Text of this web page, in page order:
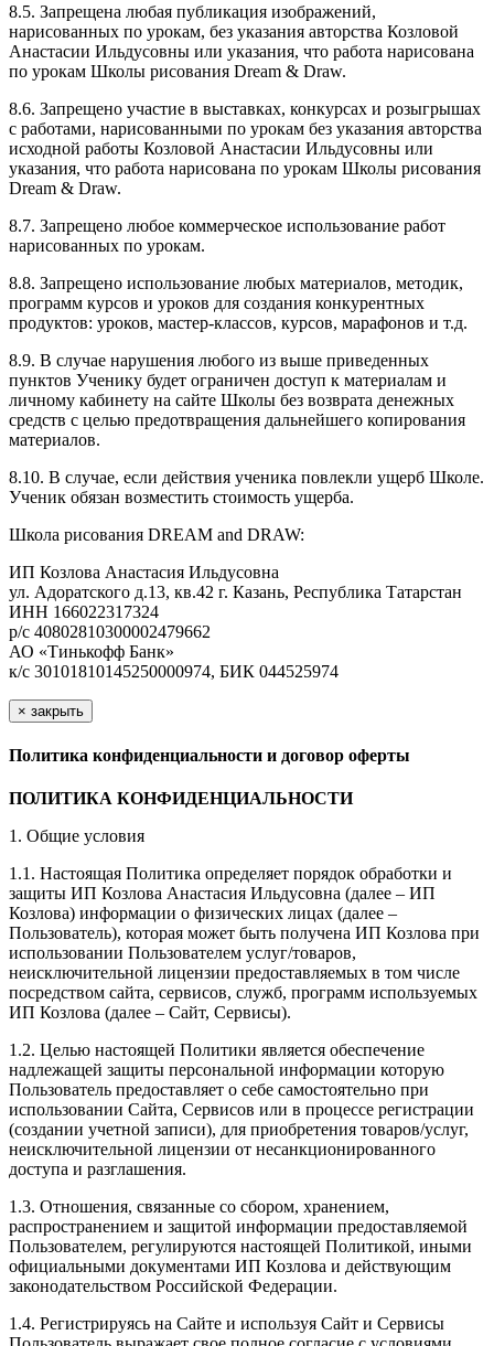
8.5. Запрещена любая публикация изображений,
нарисованных по урокам, без указания авторства Козловой
Анастасии Ильдусовны или указания, что работа нарисована
по урокам Школы рисования Dream & Draw.
8.6. Запрещено участие в выставках, конкурсах и розыгрышах
с работами, нарисованными по урокам без указания авторства
исходной работы Козловой Анастасии Ильдусовны или
указания, что работа нарисована по урокам Школы рисования
Dream & Draw.
8.7. Запрещено любое коммерческое использование работ
нарисованных по урокам.
8.8. Запрещено использование любых материалов, методик,
программ курсов и уроков для создания конкурентных
продуктов: уроков, мастер-классов, курсов, марафонов и т.д.
8.9. В случае нарушения любого из выше приведенных
пунктов Ученику будет ограничен доступ к материалам и
личному кабинету на сайте Школы без возврата денежных
средств с целью предотвращения дальнейшего копирования
материалов.
8.10. В случае, если действия ученика повлекли ущерб Школе.
Ученик обязан возместить стоимость ущерба.
Школа рисования DREAM and DRAW:
ИП Козлова Анастасия Ильдусовна
ул. Адоратского д.13, кв.42 г. Казань, Республика Татарстан
ИНН 166022317324
р/с 40802810300002479662
АО «Тинькофф Банк»
к/с 30101810145250000974, БИК 044525974
× закрыть
Политика конфиденциальности и договор оферты
ПОЛИТИКА КОНФИДЕНЦИАЛЬНОСТИ
1. Общие условия
1.1. Настоящая Политика определяет порядок обработки и
защиты ИП Козлова Анастасия Ильдусовна (далее – ИП
Козлова) информации о физических лицах (далее –
Пользователь), которая может быть получена ИП Козлова при
использовании Пользователем услуг/товаров,
неисключительной лицензии предоставляемых в том числе
посредством сайта, сервисов, служб, программ используемых
ИП Козлова (далее – Сайт, Сервисы).
1.2. Целью настоящей Политики является обеспечение
надлежащей защиты персональной информации которую
Пользователь предоставляет о себе самостоятельно при
использовании Сайта, Сервисов или в процессе регистрации
(создании учетной записи), для приобретения товаров/услуг,
неисключительной лицензии от несанкционированного
доступа и разглашения.
1.3. Отношения, связанные со сбором, хранением,
распространением и защитой информации предоставляемой
Пользователем, регулируются настоящей Политикой, иными
официальными документами ИП Козловa и действующим
законодательством Российской Федерации.
1.4. Регистрируясь на Сайте и используя Сайт и Сервисы